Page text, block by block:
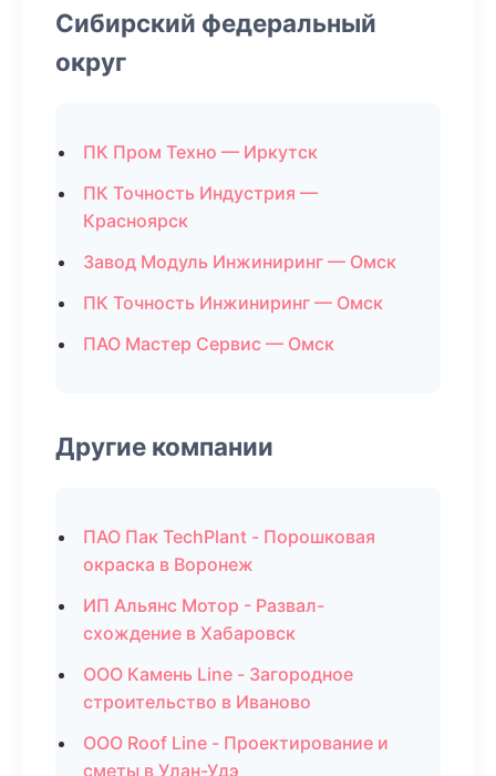
Сибирский федеральный
округ
ПК Пром Техно — Иркутск
ПК Точность Индустрия —
Красноярск
Завод Модуль Инжиниринг — Омск
ПК Точность Инжиниринг — Омск
ПАО Мастер Сервис — Омск
Другие компании
ПАО Пак TechPlant - Порошковая
окраска в Воронеж
ИП Альянс Мотор - Развал-
схождение в Хабаровск
ООО Камень Line - Загородное
строительство в Иваново
ООО Roof Line - Проектирование и
сметы в Улан-Удэ